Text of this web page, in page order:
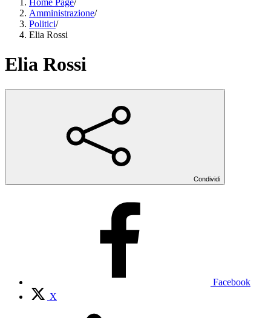
Home Page/
Amministrazione/
Politici/
Elia Rossi
Elia Rossi
Condividi
Facebook
X